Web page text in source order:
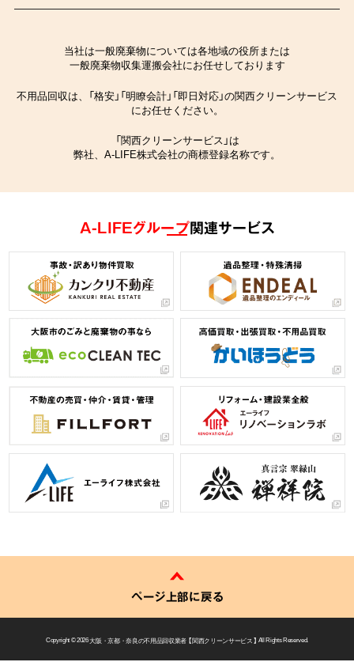
当社は一般廃棄物については各地域の役所または
一般廃棄物収集運搬会社にお任せしております
不用品回収は、「格安」「明瞭会計」「即日対応」の関西クリーンサービス
にお任せください。
「関西クリーンサービス」は
弊社、A-LIFE株式会社の商標登録名称です。
A-LIFEグループ関連サービス
ページ上部に戻る
Copyright © 2026大阪・京都・奈良の不用品回収業者 【 関西クリーンサービス 】 All Rights Reserved.